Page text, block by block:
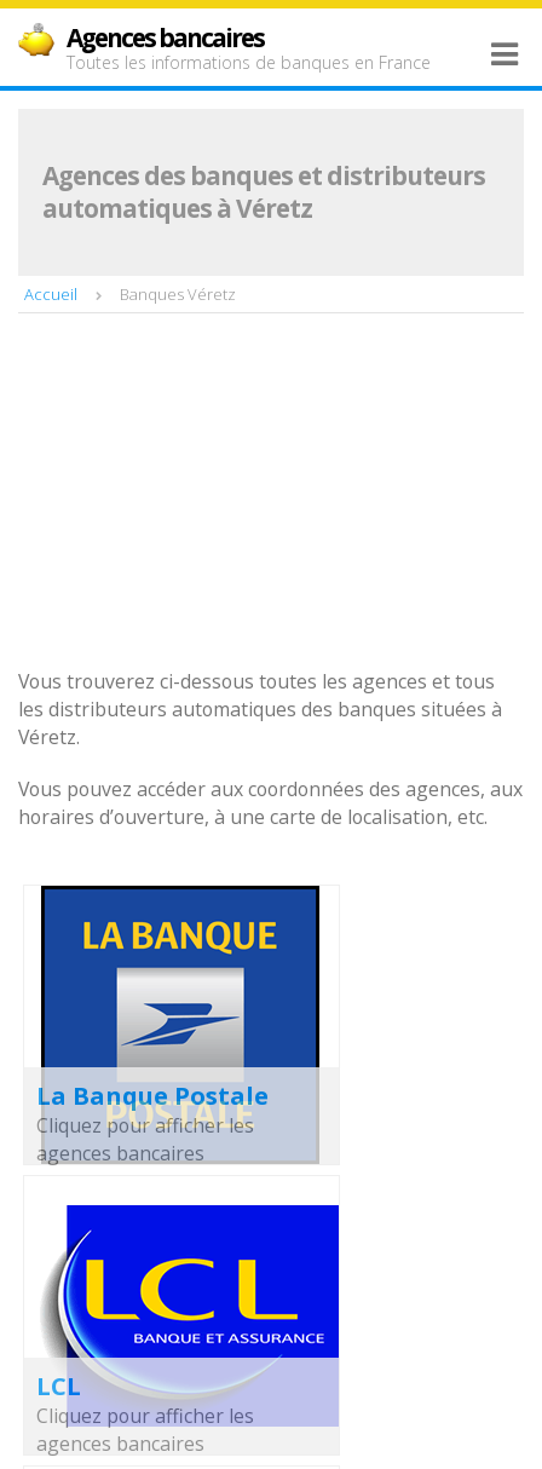
Agences bancaires
Toutes les informations de banques en France
Agences des banques et distributeurs
automatiques à Véretz
Accueil Banques Véretz
Vous trouverez ci-dessous toutes les agences et tous
les distributeurs automatiques des banques situées à
Véretz.
Vous pouvez accéder aux coordonnées des agences, aux
horaires d’ouverture, à une carte de localisation, etc.
La Banque Postale
Cliquez pour afficher les
agences bancaires
LCL
Cliquez pour afficher les
agences bancaires